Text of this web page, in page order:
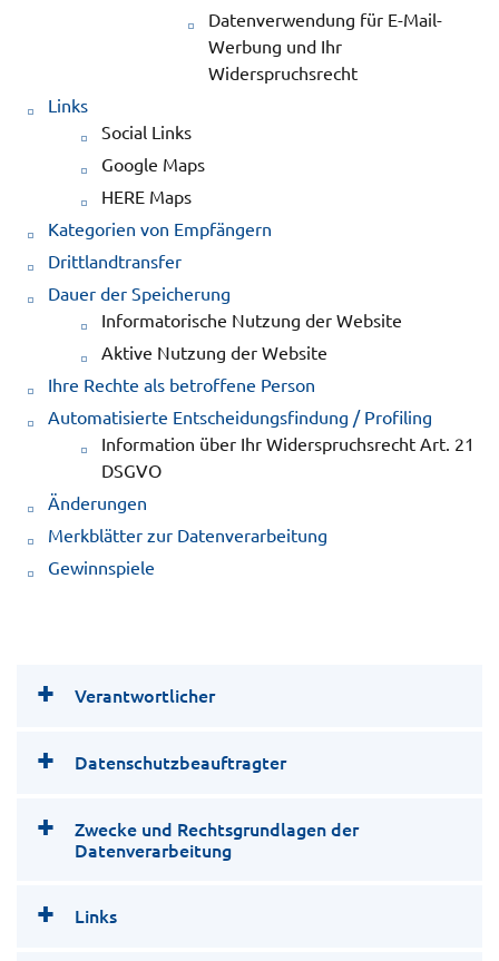
Datenverwendung für E-Mail-
Werbung und Ihr
Widerspruchsrecht
Links
Social Links
Google Maps
HERE Maps
Kategorien von Empfängern
Drittlandtransfer
Dauer der Speicherung
Informatorische Nutzung der Website
Aktive Nutzung der Website
Ihre Rechte als betroffene Person
Automatisierte Entscheidungsfindung / Profiling
Information über Ihr Widerspruchsrecht Art. 21
DSGVO
Änderungen
Merkblätter zur Datenverarbeitung
Gewinnspiele
Verantwortlicher
Datenschutzbeauftragter
Zwecke und Rechtsgrundlagen der
Datenverarbeitung
Links